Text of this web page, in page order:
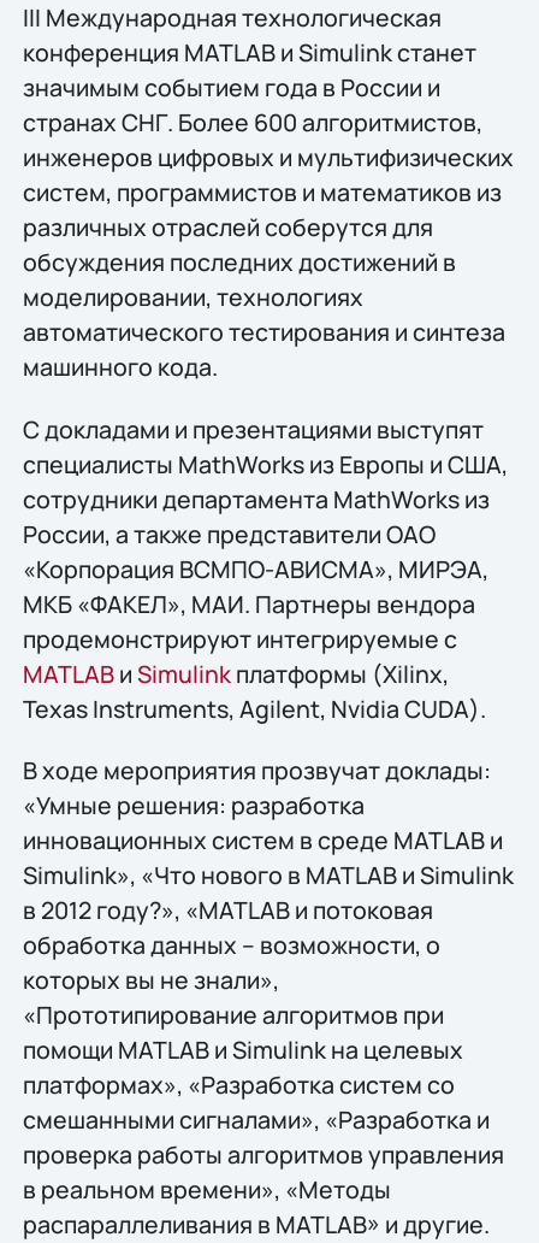
III Международная технологическая
конференция MATLAB и Simulink станет
значимым событием года в России и
странах СНГ. Более 600 алгоритмистов,
инженеров цифровых и мультифизических
систем, программистов и математиков из
различных отраслей соберутся для
обсуждения последних достижений в
моделировании, технологиях
автоматического тестирования и синтеза
машинного кода.
С докладами и презентациями выступят
специалисты MathWorks из Европы и США,
сотрудники департамента MathWorks из
России, а также представители ОАО
«Корпорация ВСМПО-АВИСМА», МИРЭА,
МКБ «ФАКЕЛ», МАИ. Партнеры вендора
продемонстрируют интегрируемые с
MATLABиSimulinkплатформы (Xilinx,
Texas Instruments, Agilent, Nvidia CUDA).
В ходе мероприятия прозвучат доклады:
«Умные решения: разработка
инновационных систем в среде MATLAB и
Simulink», «Что нового в MATLAB и Simulink
в 2012 году?», «MATLAB и потоковая
обработка данных – возможности, о
которых вы не знали»,
«Прототипирование алгоритмов при
помощи MATLAB и Simulink на целевых
платформах», «Разработка систем со
смешанными сигналами», «Разработка и
проверка работы алгоритмов управления
в реальном времени», «Методы
распараллеливания в MATLAB» и другие.